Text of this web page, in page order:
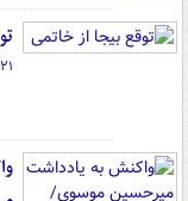
۲۱ مرداد ۰۱ - ۲۳:۲۹